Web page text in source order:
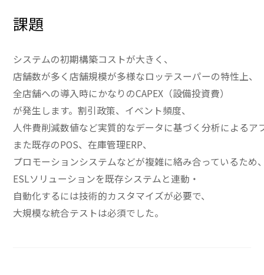
課題
システムの初期構築コストが大きく、
店舗数が多く店舗規模が多様なロッテスーパーの特性上、
全店舗への導入時にかなりのCAPEX（設備投資費）
が発生します。割引政策、イベント頻度、
人件費削減数値など実質的なデータに基づく分析によるア
また既存のPOS、在庫管理ERP、
プロモーションシステムなどが複雑に絡み合っているため
ESLソリューションを既存システムと連動・
自動化するには技術的カスタマイズが必要で、
大規模な統合テストは必須でした。